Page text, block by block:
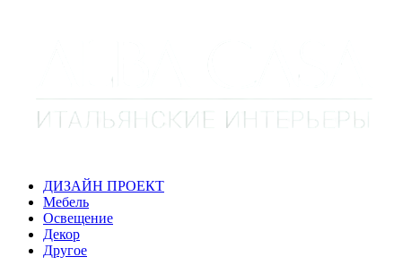
ДИЗАЙН ПРОЕКТ
Мебель
Освещение
Декор
Другое